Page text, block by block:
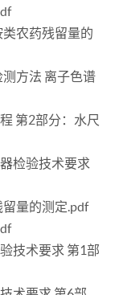
农药残留量的
方法 离子色谱
第2部分：水尺
检验技术要求
量的测定.pdf
技术要求 第1部